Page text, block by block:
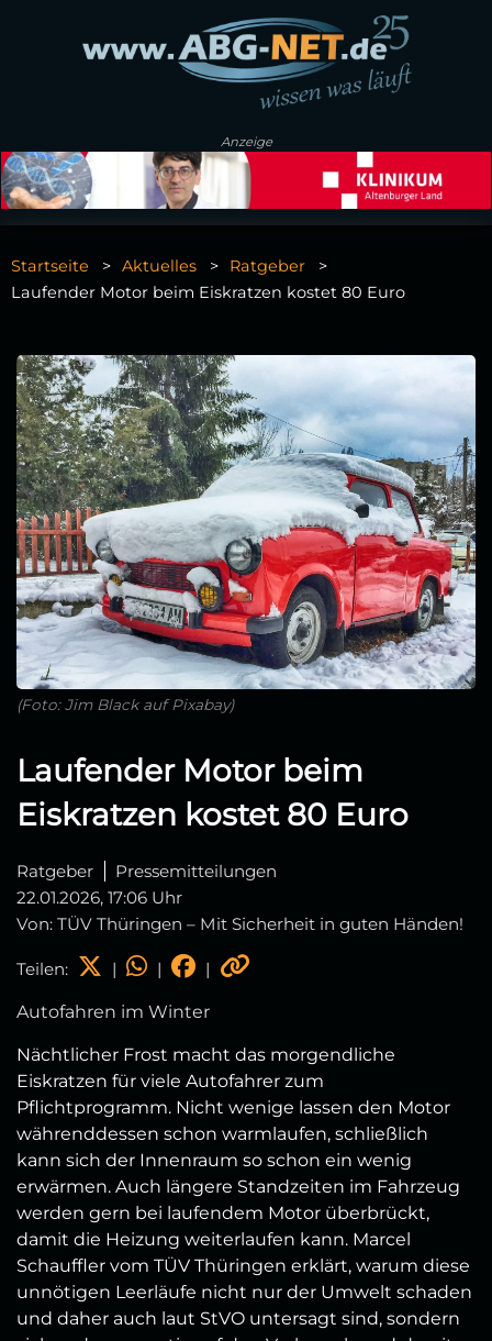
Anzeige
Startseite Aktuelles
Ratgeber
Laufender Motor beim Eiskratzen kostet 80 Euro
(Foto: Jim Black auf Pixabay)
Laufender Motor beim
Eiskratzen kostet 80 Euro
Ratgeber
Pressemitteilungen
22.01.2026, 17:06 Uhr
Von: TÜV Thüringen – Mit Sicherheit in guten Händen!
Teilen: | | |
Autofahren im Winter
Nächtlicher Frost macht das morgendliche
Eiskratzen für viele Autofahrer zum
Pflichtprogramm. Nicht wenige lassen den Motor
währenddessen schon warmlaufen, schließlich
kann sich der Innenraum so schon ein wenig
erwärmen. Auch längere Standzeiten im Fahrzeug
werden gern bei laufendem Motor überbrückt,
damit die Heizung weiterlaufen kann. Marcel
Schauffler vom TÜV Thüringen erklärt, warum diese
unnötigen Leerläufe nicht nur der Umwelt schaden
und daher auch laut StVO untersagt sind, sondern